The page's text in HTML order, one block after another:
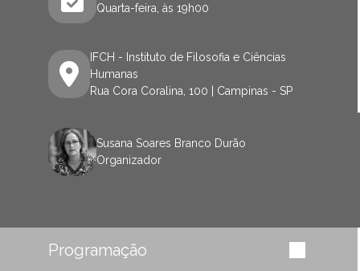
Quarta-feira, às 19h00
IFCH - Instituto de Filosofia e Ciências
Humanas
Rua Cora Coralina, 100 | Campinas - SP
Susana Soares Branco Durão
Organizador
Programação